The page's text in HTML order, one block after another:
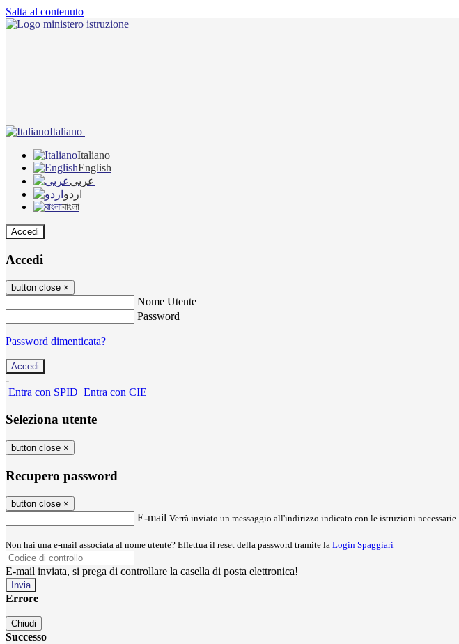
Salta al contenuto
Italiano
Italiano
English
عربى
اردو
বাংলা
Accedi
Accedi
button close ×
Nome Utente
Password
Password dimenticata?
-
Entra con SPID Entra con CIE
Seleziona utente
button close ×
Recupero password
button close ×
E-mail Verrà inviato un messaggio all'indirizzo indicato con le istruzioni necessarie.
Non hai una e-mail associata al nome utente? Effettua il reset della password tramite la Login Spaggiari
E-mail inviata, si prega di controllare la casella di posta elettronica!
Errore
Chiudi
Successo